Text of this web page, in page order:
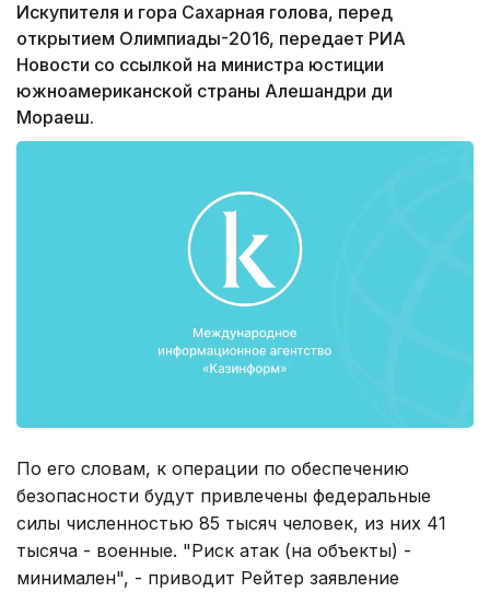
Искупителя и гора Сахарная голова, перед
открытием Олимпиады-2016, передает РИА
Новости со ссылкой на министра юстиции
южноамериканской страны Алешандри ди
Мораеш.
По его словам, к операции по обеспечению
безопасности будут привлечены федеральные
силы численностью 85 тысяч человек, из них 41
тысяча - военные. "Риск атак (на объекты) -
минимален", - приводит Рейтер заявление